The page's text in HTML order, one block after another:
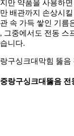
만 약품을 사용하
배관까지 손상시
속 가득 쌓인 기름
그중에서도 전동 스
니다.
구싱크대막힘 뚫음
랑구싱크대뚫음 전